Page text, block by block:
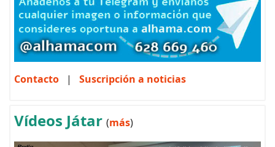
Contacto | Suscripción a noticias
Vídeos Játar (más)